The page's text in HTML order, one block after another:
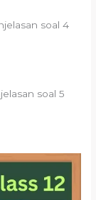
soal 4
soal 5